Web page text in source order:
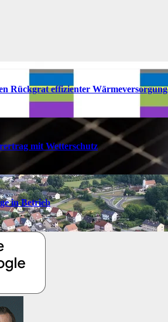
Rückgrat effizienter Wärmeversorgung
mit Wetterschutz
in Betrieb